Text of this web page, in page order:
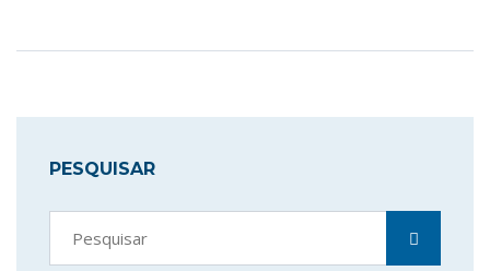
PESQUISAR